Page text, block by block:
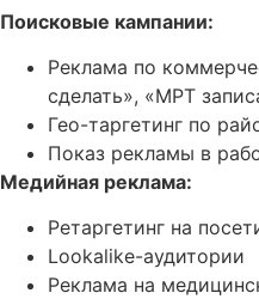
Поисковые кампании:
Реклама по
сделать», «МРТ
Гео-таргетинг по
Показ рекламы в
Медийная реклама:
Ретаргетинг на
Lookalike-аудитории
Реклама на